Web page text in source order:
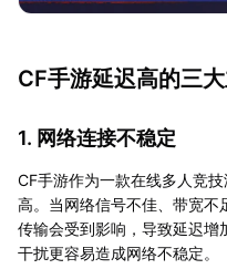
CF手游延迟高的三
1. 网络连接不稳定
CF手游作为一款在线多人竞
高。当网络信号不佳、带宽不
传输会受到影响，导致延迟
干扰更容易造成网络不稳定。